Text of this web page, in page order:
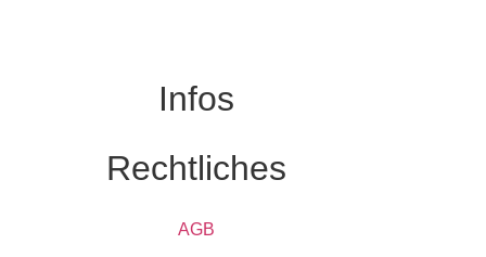
Infos
Rechtliches
AGB